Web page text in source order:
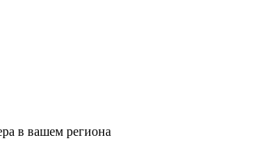
в вашем региона